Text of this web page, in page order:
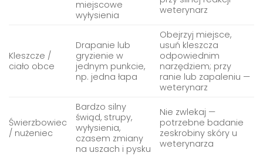
miejscowe
wyłysienia
weterynarz
Kleszcze /
ciało obce
Drapanie lub
gryzienie w
jednym punkcie,
np. jedna łapa
Obejrzyj miejsce,
usuń kleszcza
odpowiednim
narzędziem; przy
ranie lub zapaleniu —
weterynarz
Świerzbowiec
/ nużeniec
Bardzo silny
świąd, strupy,
wyłysienia,
czasem zmiany
na uszach i pysku
Nie zwlekaj —
potrzebne badanie
zeskrobiny skóry u
weterynarza